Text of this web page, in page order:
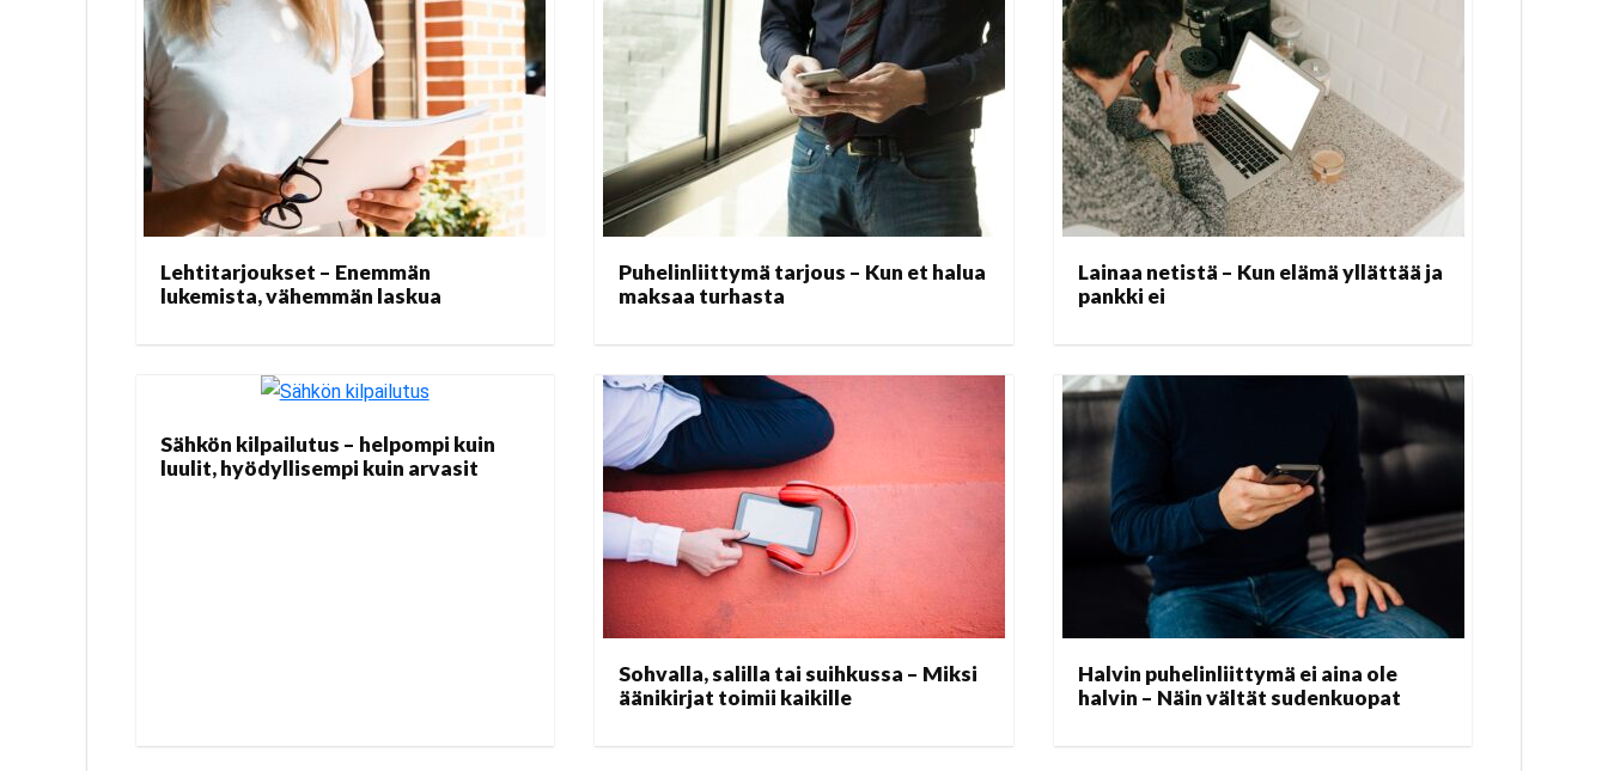
Lehtitarjoukset – Enemmän
lukemista, vähemmän laskua
Puhelinliittymä tarjous – Kun et halua
maksaa turhasta
Lainaa netistä – Kun elämä yllättää ja
pankki ei
Sähkön kilpailutus – helpompi kuin
luulit, hyödyllisempi kuin arvasit
Sohvalla, salilla tai suihkussa – Miksi
äänikirjat toimii kaikille
Halvin puhelinliittymä ei aina ole
halvin – Näin vältät sudenkuopat